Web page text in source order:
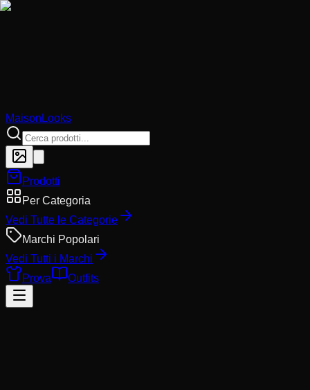
MaisonLooks
Prodotti
Per Categoria
Vedi Tutte le Categorie
Marchi Popolari
Vedi Tutti i Marchi
Prova
Outfits